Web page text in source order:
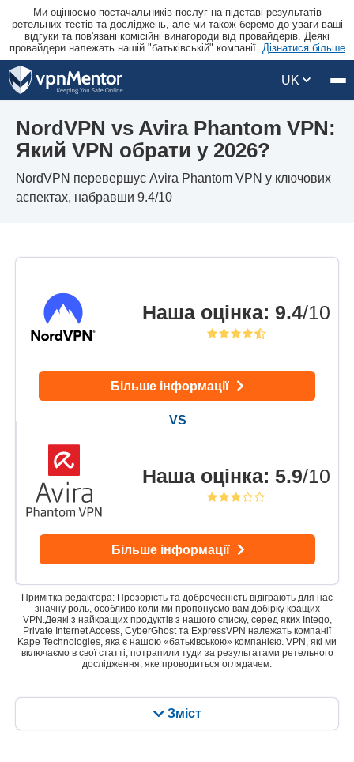
Ми оцінюємо постачальників послуг на підставі результатів
ретельних тестів та досліджень, але ми також беремо до уваги ваші
відгуки та пов'язані комісійні винагороди від провайдерів. Деякі
провайдери належать нашій "батьківській" компанії. Дізнатися більше
UK
NordVPN vs Avira Phantom VPN:
Який VPN обрати у 2026?
NordVPN перевершує Avira Phantom VPN у ключових
аспектах, набравши 9.4/10
Зміст
Наша оцінка: 9.4/10
Більше інформації
Наша оцінка: 5.9/10
Більше інформації
Примітка редактора: Прозорість та доброчесність відіграють для нас
значну роль, особливо коли ми пропонуємо вам добірку кращих
VPN.Деякі з найкращих продуктів з нашого списку, серед яких Intego,
Private Internet Access, CyberGhost та ExpressVPN належать компанії
Kape Technologies, яка є нашою «батьківською» компанією. VPN, які ми
включаємо в свої статті, потрапили туди за результатами ретельного
дослідження, яке проводиться оглядачем.